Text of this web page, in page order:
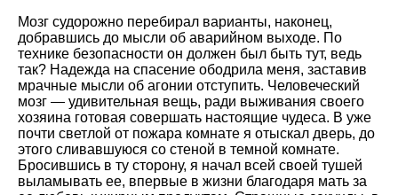
Мозг судорожно перебирал варианты, наконец,
добравшись до мысли об аварийном выходе. По
технике безопасности он должен был быть тут, ведь
так? Надежда на спасение ободрила меня, заставив
мрачные мысли об агонии отступить. Человеческий
мозг — удивительная вещь, ради выживания своего
хозяина готовая совершать настоящие чудеса. В уже
почти светлой от пожара комнате я отыскал дверь, до
этого сливавшуюся со стеной в темной комнате.
Бросившись в ту сторону, я начал всей своей тушей
выламывать ее, впервые в жизни благодаря мать за